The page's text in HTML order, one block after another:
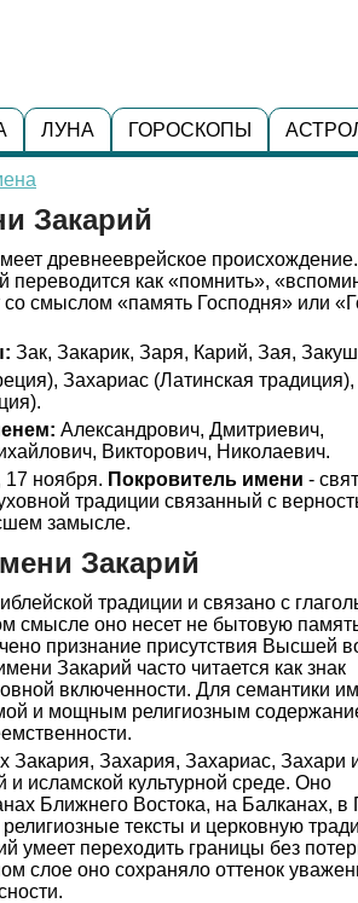
ЛУНА ГОРОСКОПЫ
Закарий
древнееврейское
переводится как «помнить»,
смыслом «память Господня» или
Зак, Закарик, Заря, Карий, Зая,
Захариас (Латинская
Александрович, Дмитриевич,
Викторович, Николаевич.
17 ноября. Покровитель имени -
традиции связанный с
замысле.
Закарий
традиции и связано с
смысле оно несет не бытовую
признание присутствия Высшей
Закарий часто читается как знак
включенности. Для семантики
и мощным религиозным
Закария, Захария, Захариас, Захари
и исламской культурной среде. Оно
Ближнего Востока, на Балканах, в
тексты и церковную
умеет переходить границы без
слое оно сохраняло оттенок